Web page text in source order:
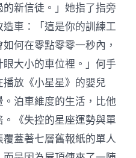
新信徒。」她指了指旁
車：「這是你的訓練工
何在零點零零一秒內，
大小的車位裡。」何手
放《小星星》的嬰兒
。泊車維度的生活，比他
《失控的星座運勢與單
蓋著七層舊報紙的單人